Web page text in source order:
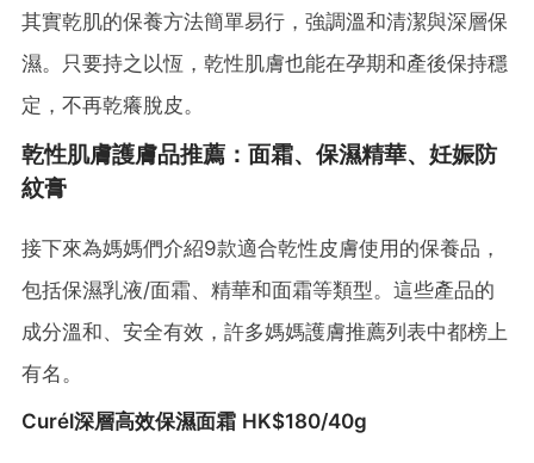
其實乾肌的保養方法簡單易行，強調溫和清潔與深層保
濕。只要持之以恆，乾性肌膚也能在孕期和產後保持穩
定，不再乾癢脫皮。
乾性肌膚護膚品推薦：面霜、保濕精華、妊娠防
紋膏
接下來為媽媽們介紹9款適合乾性皮膚使用的保養品，
包括保濕乳液/面霜、精華和面霜等類型。這些產品的
成分溫和、安全有效，許多媽媽護膚推薦列表中都榜上
有名。
Curél深層高效保濕面霜 HK$180/40g